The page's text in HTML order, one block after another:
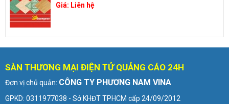
Giá: Liên hệ
SÀN THƯƠNG MẠI ĐIỆN TỬ QUẢNG CÁO 24H
Đơn vị chủ quản: CÔNG TY PHƯƠNG NAM VINA
GPKD: 0311977038 - Sở KHĐT TPHCM cấp 24/09/2012